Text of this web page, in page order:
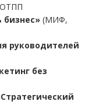
бизнес» (МИФ,
руководителей
без